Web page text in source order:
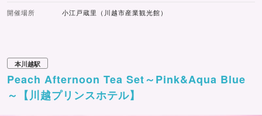
開催場所 小江戸蔵里（川越市産業観光館）
本川越駅
Peach Afternoon Tea Set～Pink&Aqua Blue
～【川越プリンスホテル】